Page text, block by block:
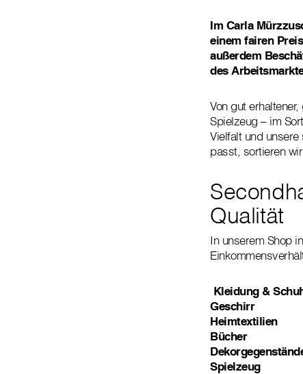
Im Carla
einem fairen
außerdem
des
Von gut
Spielzeug – im
Vielfalt und
passt, sortieren
Qualität
In unserem Shop
Kleidung &
Geschirr
Heimtextilien
Bücher
Spielzeug